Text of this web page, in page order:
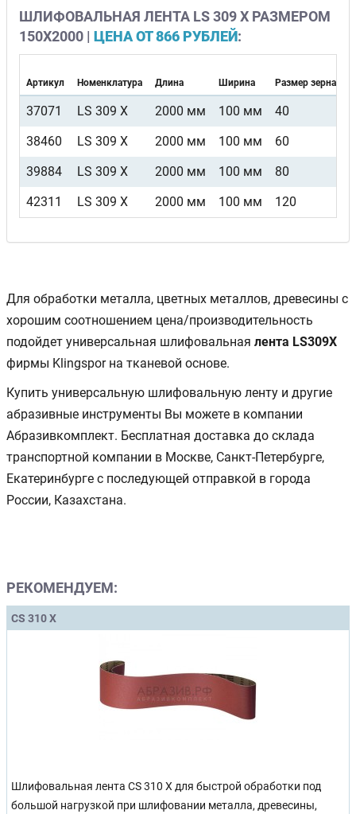
ШЛИФОВАЛЬНАЯ ЛЕНТА LS 309 X РАЗМЕРОМ
150Х2000 | ЦЕНА ОТ 866 РУБЛЕЙ:
Артикул Номенклатура Длина Ширина Размер зерна
37071 LS 309 X 2000 мм 100 мм 40
38460
LS 309 X 2000 мм 100 мм 60
39884
LS 309 X 2000 мм 100 мм 80
42311
LS 309 X 2000 мм 100 мм 120
Для обработки металла, цветных металлов, древесины с
хорошим соотношением цена/производительность
подойдет универсальная шлифовальная лента LS309X
фирмы Klingspor на тканевой основе.
Купить универсальную шлифовальную ленту и другие
абразивные инструменты Вы можете в компании
Абразивкомплект. Бесплатная доставка до склада
транспортной компании в Москве, Санкт-Петербурге,
Екатеринбурге с последующей отправкой в города
России, Казахстана.
РЕКОМЕНДУЕМ:
CS 310 X
Шлифовальная лента CS 310 X для быстрой обработки под
большой нагрузкой при шлифовании металла, древесины,